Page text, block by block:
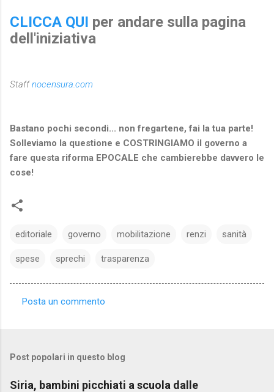
CLICCA QUI per andare sulla pagina
dell'iniziativa
Staffnocensura.com
Bastano pochi secondi... non fregartene, fai la tua parte!
Solleviamo la questione e COSTRINGIAMO il governo a
fare questa riforma EPOCALE che cambierebbe davvero le
cose!
editoriale governo mobilitazione renzi sanità
spese sprechi trasparenza
e
Posta un commento
Post popolari in questo blog
Siria, bambini picchiati a scuola dalle